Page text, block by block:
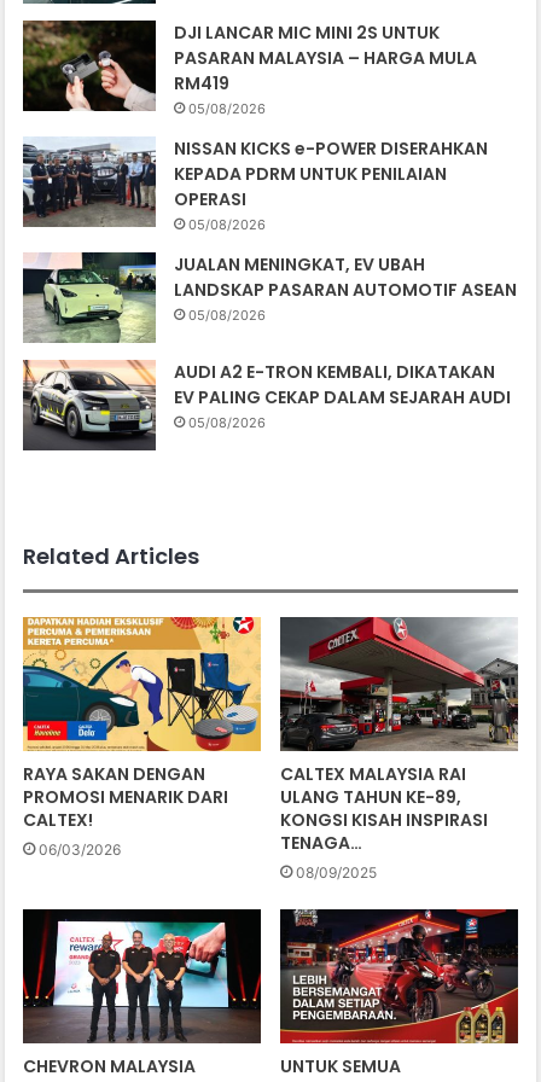
DJI LANCAR MIC MINI 2S UNTUK
PASARAN MALAYSIA – HARGA MULA
RM419
05/08/2026
NISSAN KICKS e-POWER DISERAHKAN
KEPADA PDRM UNTUK PENILAIAN
OPERASI
05/08/2026
JUALAN MENINGKAT, EV UBAH
LANDSKAP PASARAN AUTOMOTIF ASEAN
05/08/2026
AUDI A2 E-TRON KEMBALI, DIKATAKAN
EV PALING CEKAP DALAM SEJARAH AUDI
05/08/2026
Related Articles
RAYA SAKAN DENGAN
PROMOSI MENARIK DARI
CALTEX!
06/03/2026
CALTEX MALAYSIA RAI
ULANG TAHUN KE-89,
KONGSI KISAH INSPIRASI
TENAGA…
08/09/2025
CHEVRON MALAYSIA
UNTUK SEMUA